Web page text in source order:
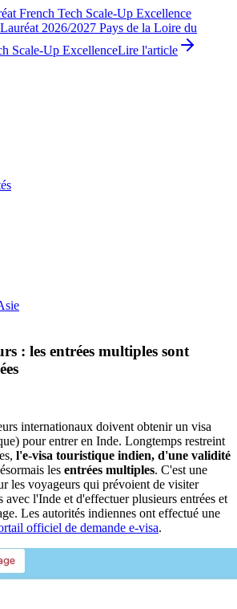
French Tech Scale-Up Excellence
2026/2027 Pays de la Loire du
Scale-Up ExcellenceLire l'article
: les entrées multiples sont
internationaux doivent obtenir un visa
pour entrer en Inde. Longtemps restreint
l'e-visa touristique indien, d'une validité
les entrées multiples. C'est une
les voyageurs qui prévoient de visiter
avec l'Inde et d'effectuer plusieurs entrées et
Les autorités indiennes ont effectué une
officiel de demande e-visa.